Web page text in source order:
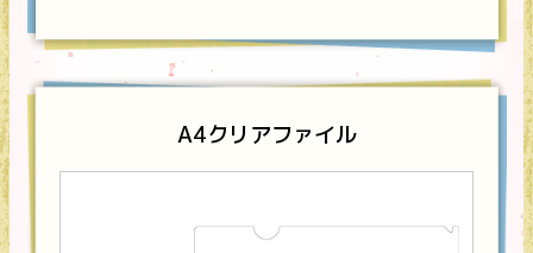
A4クリアファイル